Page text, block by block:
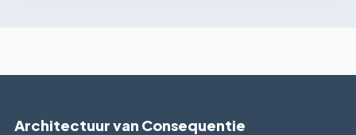
Architectuur van Consequentie